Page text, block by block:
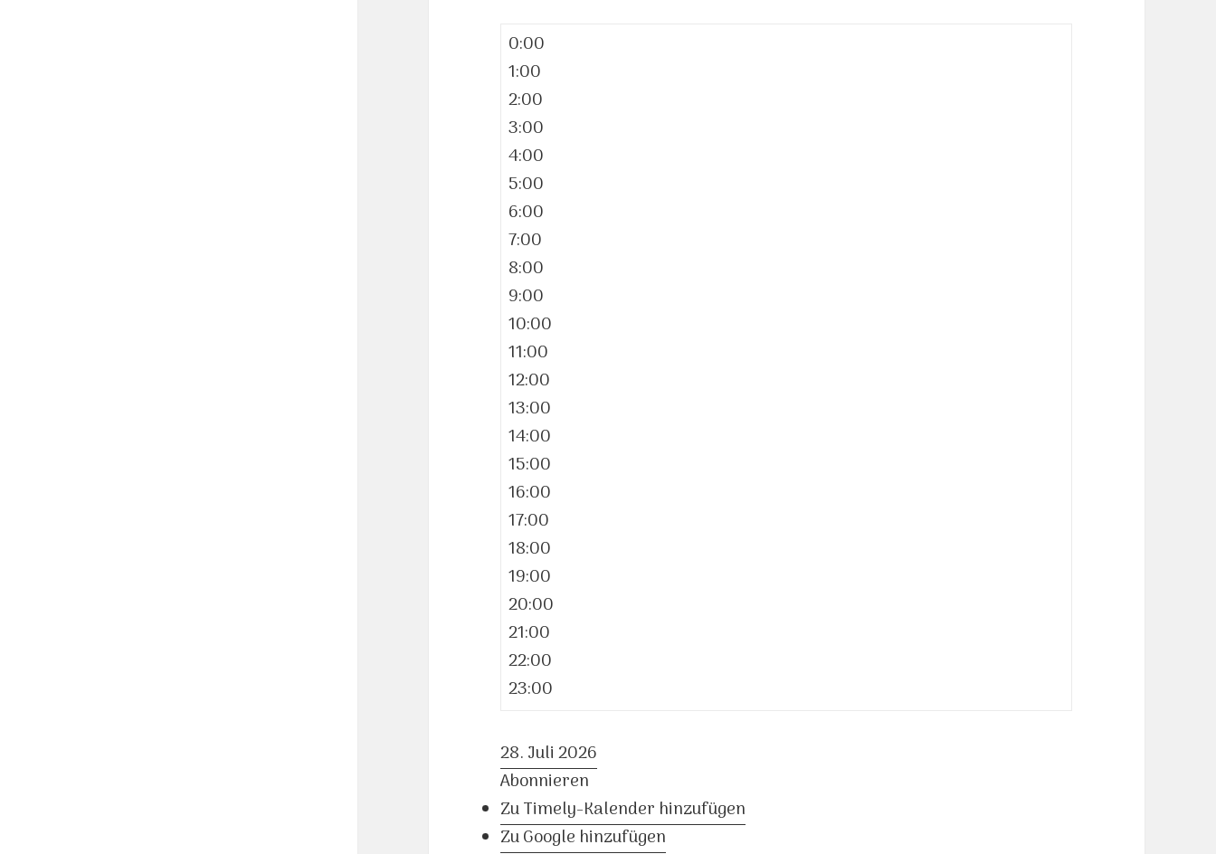
0:00
1:00
2:00
3:00
4:00
5:00
6:00
7:00
8:00
9:00
10:00
11:00
12:00
13:00
14:00
15:00
16:00
17:00
18:00
19:00
20:00
21:00
22:00
23:00
28. Juli 2026
Abonnieren
Zu Timely-Kalender hinzufügen
Zu Google hinzufügen